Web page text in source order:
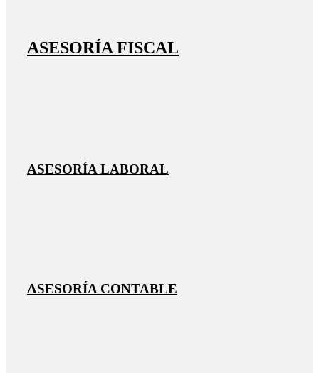
ASESORÍA FISCAL
ASESORÍA LABORAL
ASESORÍA CONTABLE